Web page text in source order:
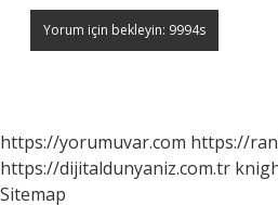
https://yorumuvar.com https://
https://dijitaldunyaniz.com.tr
Sitemap